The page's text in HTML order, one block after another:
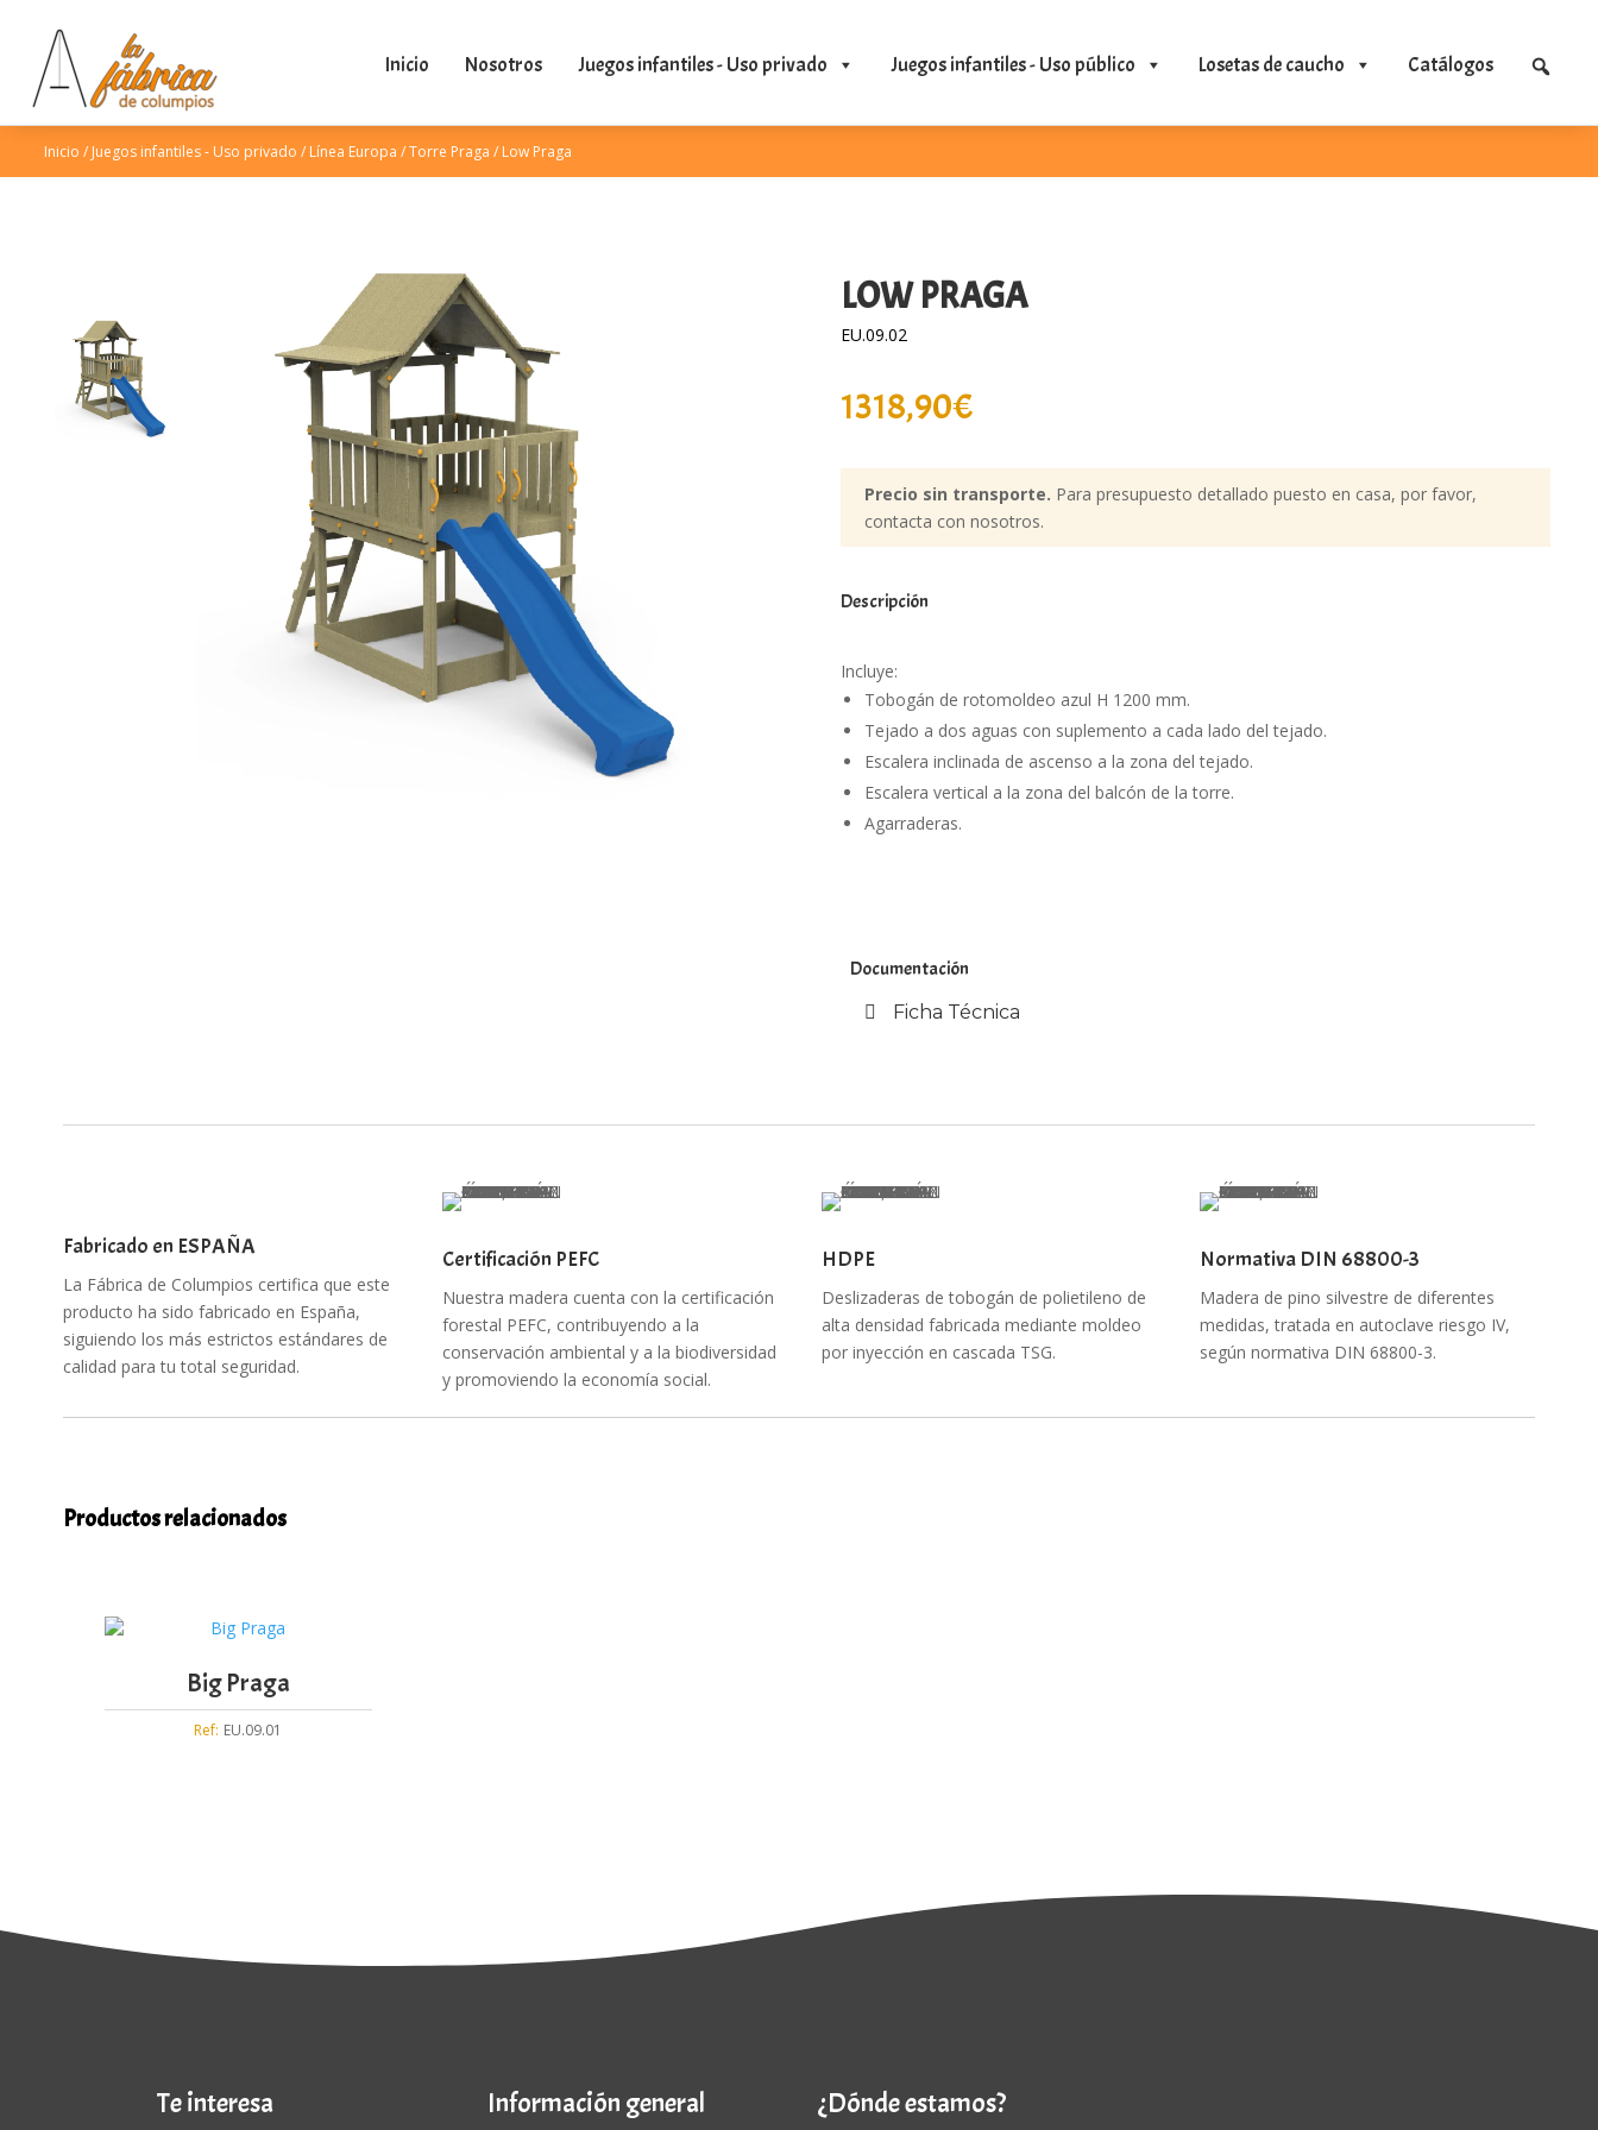
Inicio Nosotros Juegos infantiles - Uso privado Juegos infantiles - Uso público Losetas de caucho Catálogos
Inicio / Juegos infantiles - Uso privado / Línea Europa /Torre Praga / Low Praga
LOW PRAGA
EU.09.02
1318,90€
Precio sin transporte. Para presupuesto detallado puesto en casa, por favor,
contacta con nosotros.
Descripción
Incluye:
Tobogán de rotomoldeo azul H 1200 mm.
Tejado a dos aguas con suplemento a cada lado del tejado.
Escalera inclinada de ascenso a la zona del tejado.
Escalera vertical a la zona del balcón de la torre.
Agarraderas.
Documentación
Ficha Técnica
Fabricado en ESPAÑA
La Fábrica de Columpios certifica que este
producto ha sido fabricado en España,
siguiendo los más estrictos estándares de
calidad para tu total seguridad.
Certificación PEFC
Nuestra madera cuenta con la certificación
forestal PEFC, contribuyendo a la
conservación ambiental y a la biodiversidad
y promoviendo la economía social.
HDPE
Deslizaderas de tobogán de polietileno de
alta densidad fabricada mediante moldeo
por inyección en cascada TSG.
Normativa DIN 68800-3
Madera de pino silvestre de diferentes
medidas, tratada en autoclave riesgo IV,
según normativa DIN 68800-3.
Productos relacionados
Big Praga
Ref: EU.09.01
Te interesa Información general ¿Dónde estamos?